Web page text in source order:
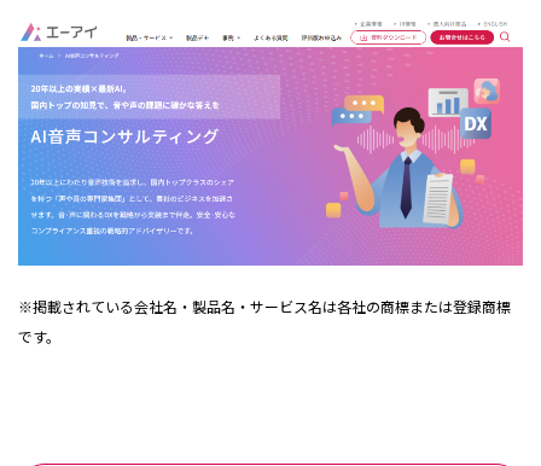
※掲載されている会社名・製品名・サービス名は各社の商標または登録商標
です。